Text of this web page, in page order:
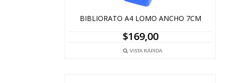
BIBLIORATO A4 LOMO ANCHO 7CM
$169,00
VISTA RÁPIDA